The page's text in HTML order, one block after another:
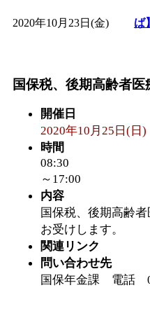
2020年10月23日(金)
ば
国保税、後期高齢者医
開催日
2020年10月25日(日)
時間
08:30
～17:00
内容
国保税、後期高齢
お受けします。
関連リンク
問い合わせ先
国保年金課 電話